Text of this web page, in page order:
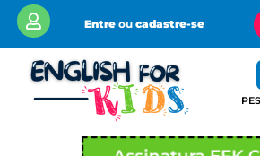
Entreou cadastre-se